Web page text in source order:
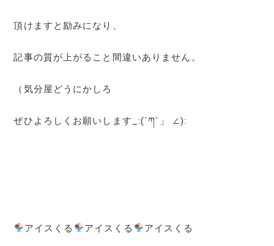
頂けますと励みになり、
記事の質が上がること間違いありません。
（気分屋どうにかしろ
ぜひよろしくお願いします_:(´ཀ`」 ∠):
アイスくる アイスくる アイスくる